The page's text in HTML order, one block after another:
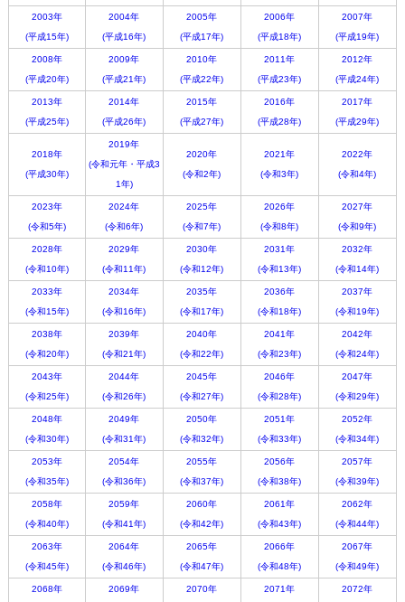
2003年
(平成15年)
2004年
(平成16年)
2005年
(平成17年)
2006年
(平成18年)
2007年
(平成19年)
2008年
(平成20年)
2009年
(平成21年)
2010年
(平成22年)
2011年
(平成23年)
2012年
(平成24年)
2013年
(平成25年)
2014年
(平成26年)
2015年
(平成27年)
2016年
(平成28年)
2017年
(平成29年)
2018年
(平成30年)
2019年
(令和元年・平成3
1年)
2020年
(令和2年)
2021年
(令和3年)
2022年
(令和4年)
2023年
(令和5年)
2024年
(令和6年)
2025年
(令和7年)
2026年
(令和8年)
2027年
(令和9年)
2028年
(令和10年)
2029年
(令和11年)
2030年
(令和12年)
2031年
(令和13年)
2032年
(令和14年)
2033年
(令和15年)
2034年
(令和16年)
2035年
(令和17年)
2036年
(令和18年)
2037年
(令和19年)
2038年
(令和20年)
2039年
(令和21年)
2040年
(令和22年)
2041年
(令和23年)
2042年
(令和24年)
2043年
(令和25年)
2044年
(令和26年)
2045年
(令和27年)
2046年
(令和28年)
2047年
(令和29年)
2048年
(令和30年)
2049年
(令和31年)
2050年
(令和32年)
2051年
(令和33年)
2052年
(令和34年)
2053年
(令和35年)
2054年
(令和36年)
2055年
(令和37年)
2056年
(令和38年)
2057年
(令和39年)
2058年
(令和40年)
2059年
(令和41年)
2060年
(令和42年)
2061年
(令和43年)
2062年
(令和44年)
2063年
(令和45年)
2064年
(令和46年)
2065年
(令和47年)
2066年
(令和48年)
2067年
(令和49年)
2068年
2069年
2070年
2071年
2072年